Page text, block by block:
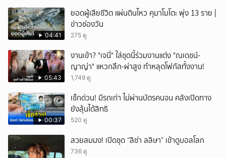
04:41
ยอดผู้เสียชีวิต แผ่นดินไหว คุมาโมโตะ พุ่ง 13 ราย |
ข่าวช่องวัน
275 ดู
05:43
งานเข้า? "เจนี่" ใส่ชุดนี้ร่วมงานแต่ง "ณเดชน์-
ญาญ่า" แหวกลึก-ผ่าสูง ทำหลุดโฟกัสทั้งงาน!
1,749 ดู
00:37
เช็กด่วน! มีรถเก่า ไม่ผ่านบัตรคนจน คลังเปิดทาง
ยังลุ้นได้สิทธิ
520 ดู
สวยสมมง! เปิดชุด “ลิซ่า ลลิษา” เข้าดูบอลโลก
736 ดู